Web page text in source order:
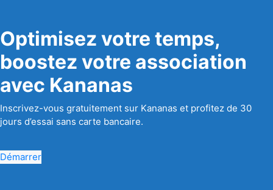
Optimisez votre temps,
boostez votre association
avec Kananas
Inscrivez-vous gratuitement sur Kananas et profitez de 30
jours d’essai sans carte bancaire.
Démarrer